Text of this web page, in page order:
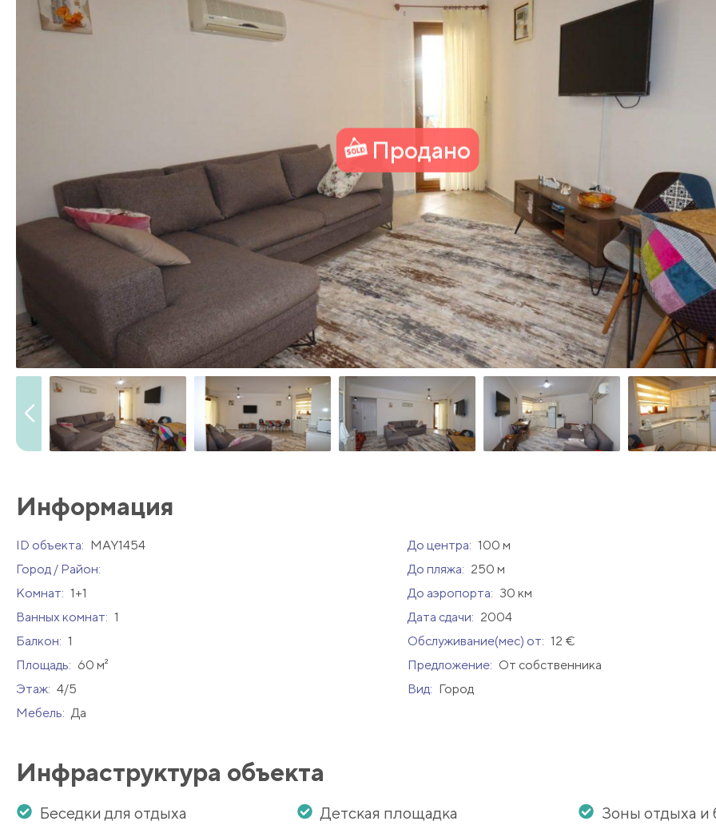
Продано
Информация
ID объекта: MAY1454 До центра: 100 м
Город / Район:
До пляжа: 250 м
Комнат: 1+1 До аэропорта: 30 км
Ванных комнат: 1 Дата сдачи: 2004
Балкон: 1 Обслуживание(мес) от: 12 €
Площадь: 60 м² Предложение: От собственника
Этаж: 4/5 Вид: Город
Мебель: Да
Инфраструктура объекта
Беседки для отдыха
Детская площадка
Зоны отдыха и